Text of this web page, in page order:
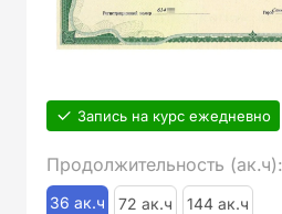
Запись на курс ежедневно
Продолжительность (ак.ч):
36 ак.ч 72 ак.ч 144 ак.ч